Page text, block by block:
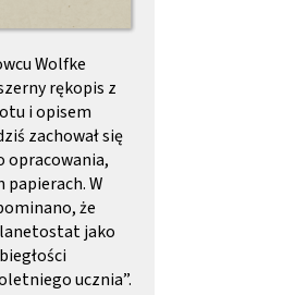
Wolfke
rękopis z
i opisem
zachował się
opracowania,
W
że
jako
ucznia”.